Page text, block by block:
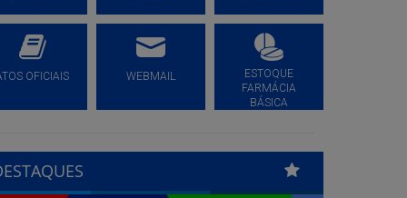
OFICIAIS WEBMAIL
ESTOQUE
FARMÁCIA
BÁSICA